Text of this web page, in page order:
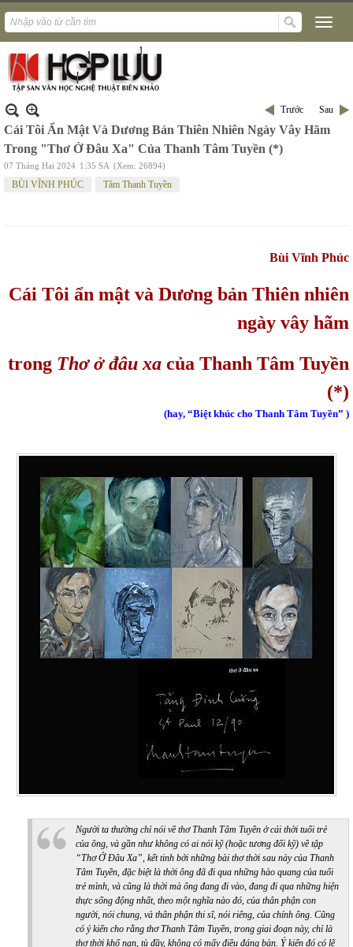
Trước Sau
Cái Tôi Ẩn Mật Và Dương Bản Thiên Nhiên Ngày Vây Hãm
Trong "Thơ Ở Đâu Xa" Của Thanh Tâm Tuyền (*)
07 Tháng Hai 2024 1:35 SA (Xem: 26894)
BÙI VĨNH PHÚC Tâm Thanh Tuyền
Bùi Vĩnh Phúc
Cái Tôi ẩn mật và Dương bản Thiên nhiên
ngày vây hãm
trong Thơ ở đâu xa của Thanh Tâm Tuyền
(*)
(hay, “Biệt khúc cho Thanh Tâm Tuyền” )
Người ta thường chỉ nói về thơ Thanh Tâm Tuyền ở cái thời tuổi trẻ
của ông, và gần như không có ai nói kỹ (hoặc tương đối kỹ) về tập
“Thơ Ở Đâu Xa”, kết tinh bởi những bài thơ thời sau này của Thanh
Tâm Tuyền, đặc biệt là thời ông đã đi qua những hào quang của tuổi
trẻ mình, và cũng là thời mà ông đang đi vào, đang đi qua những hiện
thực sống động nhất, theo một nghĩa nào đó, của thân phận con
người, nói chung, và thân phận thi sĩ, nói riêng, của chính ông. Cũng
có ý kiến cho rằng thơ Thanh Tâm Tuyền, trong giai đoạn này, chỉ là
thơ thời khổ nạn, tù đầy, không có mấy điều đáng bàn. Ý kiến đó có lẽ